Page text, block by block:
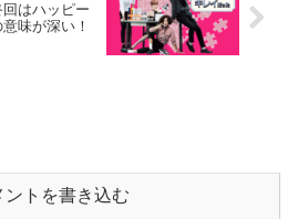
はハッピー
味が深い！
ントを書き込む